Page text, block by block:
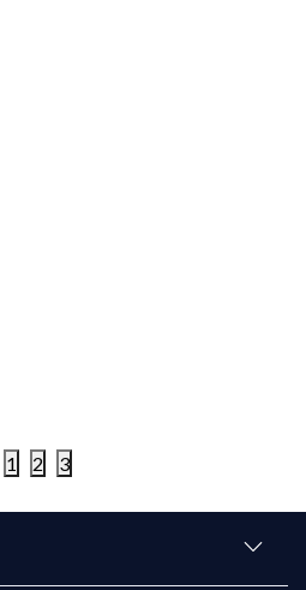
Detaljnije
1 2 3